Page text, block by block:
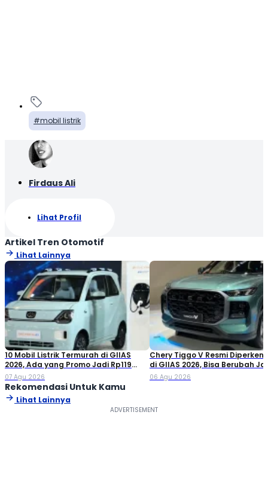
mobil listrik
Firdaus Ali
Lihat Profil
Artikel Tren Otomotif
Lihat Lainnya
10 Mobil Listrik Termurah di GIIAS
2026, Ada yang Promo Jadi Rp119
Jutaan!
07 Agu 2026
Chery Tiggo V Resmi
di GIIAS 2026, Bisa Berubah
Double Cabin
06 Agu 2026
Rekomendasi Untuk Kamu
Lihat Lainnya